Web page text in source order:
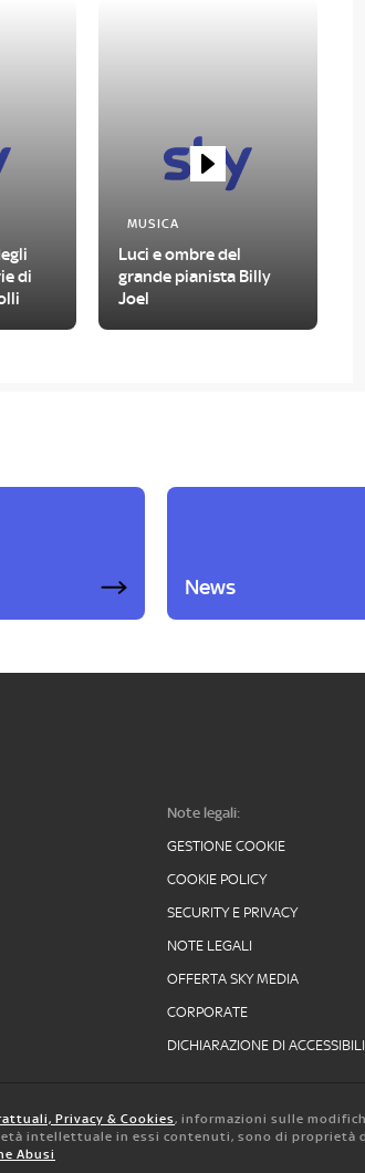
di
MUSICA
Luci e ombre del
grande pianista Billy
Joel
News
Note legali:
GESTIONE COOKIE
COOKIE POLICY
SECURITY E PRIVACY
NOTE LEGALI
OFFERTA SKY MEDIA
CORPORATE
DICHIARAZIONE DI
Privacy & Cookies, informazioni sulle
intellettuale in essi contenuti, sono di proprietà
Abusi